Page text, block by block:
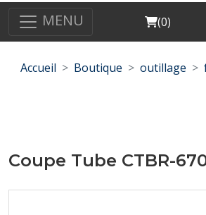
MENU Cart
(0)
Accueil Boutique outillage
Coupe Tube CTBR-